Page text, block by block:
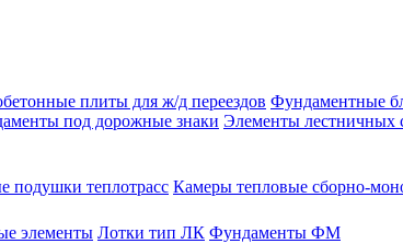
плиты для ж/д переездов Фундаментные
под дорожные знаки Элементы лестничных
подушки теплотрасс Камеры тепловые сборно-
элементы Лотки тип ЛК Фундаменты ФМ